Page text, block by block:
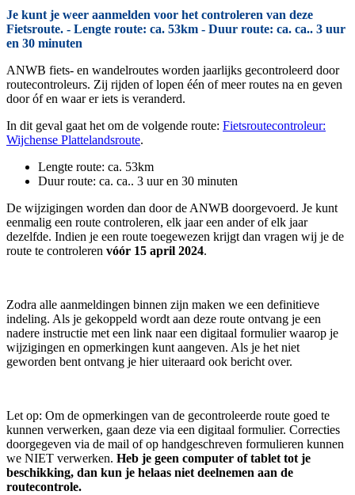
Je kunt je weer aanmelden voor het controleren van deze
Fietsroute. - Lengte route: ca. 53km - Duur route: ca. ca.. 3 uur
en 30 minuten
ANWB fiets- en wandelroutes worden jaarlijks gecontroleerd door
routecontroleurs. Zij rijden of lopen één of meer routes na en geven
door óf en waar er iets is veranderd.
In dit geval gaat het om de volgende route: Fietsroutecontroleur:
Wijchense Plattelandsroute.
Lengte route: ca. 53km
Duur route: ca. ca.. 3 uur en 30 minuten
De wijzigingen worden dan door de ANWB doorgevoerd. Je kunt
eenmalig een route controleren, elk jaar een ander of elk jaar
dezelfde. Indien je een route toegewezen krijgt dan vragen wij je de
route te controleren vóór 15 april 2024.
Zodra alle aanmeldingen binnen zijn maken we een definitieve
indeling. Als je gekoppeld wordt aan deze route ontvang je een
nadere instructie met een link naar een digitaal formulier waarop je
wijzigingen en opmerkingen kunt aangeven. Als je het niet
geworden bent ontvang je hier uiteraard ook bericht over.
Let op: Om de opmerkingen van de gecontroleerde route goed te
kunnen verwerken, gaan deze via een digitaal formulier. Correcties
doorgegeven via de mail of op handgeschreven formulieren kunnen
we NIET verwerken. Heb je geen computer of tablet tot je
beschikking, dan kun je helaas niet deelnemen aan de
routecontrole.